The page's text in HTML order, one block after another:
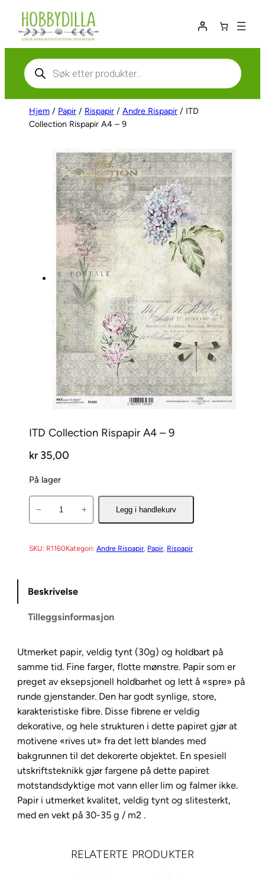
Hopp
innhold
Products
search
Hjem / Papir / Rispapir / Andre Rispapir / ITD
Collection Rispapir A4 – 9
ITD Collection Rispapir A4 – 9
kr35,00
På lager
C
l
c
i
o
n
R
i
s
p
a
p
i
r
A
− + Legg i handlekurv
SKU: R1160Kategori: Andre Rispapir, Papir, Rispapir
Beskrivelse
Tilleggsinformasjon
Utmerket papir, veldig tynt (30g) og holdbart på
samme tid. Fine farger, flotte mønstre. Papir som er
preget av eksepsjonell holdbarhet og lett å «spre» på
runde gjenstander. Den har godt synlige, store,
karakteristiske fibre. Disse fibrene er veldig
dekorative, og hele strukturen i dette papiret gjør at
motivene «rives ut» fra det lett blandes med
bakgrunnen til det dekorerte objektet. En spesiell
utskriftsteknikk gjør fargene på dette papiret
motstandsdyktige mot vann eller lim og falmer ikke.
Papir i utmerket kvalitet, veldig tynt og slitesterkt,
med en vekt på 30-35 g / m2 .
RELATERTE PRODUKTER